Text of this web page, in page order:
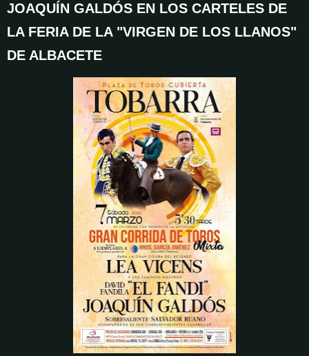
JOAQUÍN GALDÓS EN LOS CARTELES DE
LA FERIA DE LA "VIRGEN DE LOS LLANOS"
DE ALBACETE